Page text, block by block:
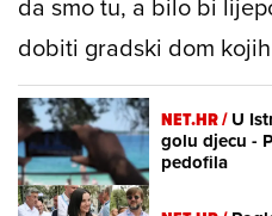
dobiti gradski dom
NET.HR /U
golu djecu -
pedofila